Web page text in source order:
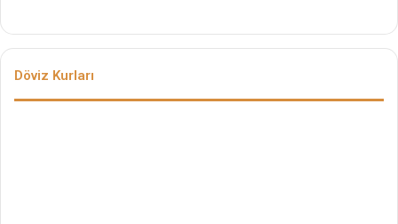
Döviz Kurları